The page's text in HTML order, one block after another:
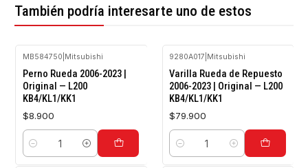
También podría interesarte uno de estos
MB584750 Mitsubishi
Perno Rueda 2006-2023 |
Original — L200
KB4/KL1/KK1
$8.900
Cantidad
9280A017 Mitsubishi
Varilla Rueda de Repuesto
2006-2023 | Original — L200
KB4/KL1/KK1
$79.900
Cantidad